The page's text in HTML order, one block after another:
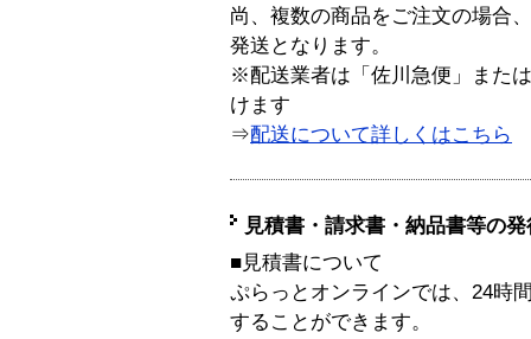
尚、複数の商品をご注文の場合
発送となります。
※配送業者は「佐川急便」また
けます
⇒配送について詳しくはこちら
見積書・請求書・納品書等の
■見積書について
ぷらっとオンラインでは、24時
することができます。